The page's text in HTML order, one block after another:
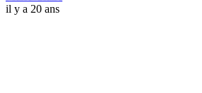
il y a 20 ans